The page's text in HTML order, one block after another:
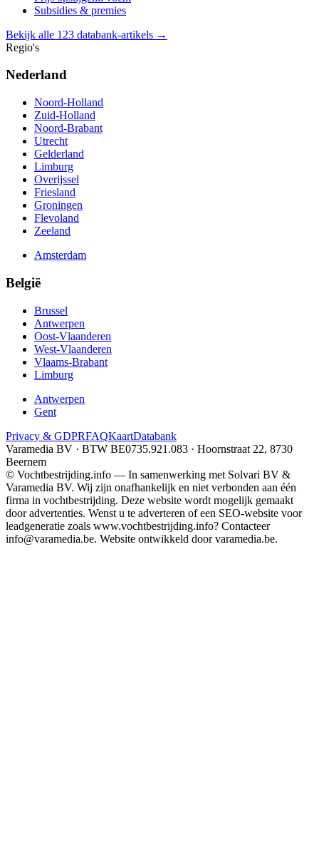
Subsidies & premies
Bekijk alle 123 databank-artikels →
Regio's
Nederland
Noord-Holland
Zuid-Holland
Noord-Brabant
Utrecht
Gelderland
Limburg
Overijssel
Friesland
Groningen
Flevoland
Zeeland
Amsterdam
België
Brussel
Antwerpen
Oost-Vlaanderen
West-Vlaanderen
Vlaams-Brabant
Limburg
Antwerpen
Gent
Privacy & GDPRFAQKaartDatabank
Varamedia BV · BTW BE0735.921.083 · Hoornstraat 22, 8730
Beernem
© Vochtbestrijding.info — In samenwerking met Solvari BV &
Varamedia BV. Wij zijn onafhankelijk en niet verbonden aan één
firma in vochtbestrijding. Deze website wordt mogelijk gemaakt
door advertenties. Wenst u te adverteren of een SEO-website voor
leadgeneratie zoals www.vochtbestrijding.info? Contacteer
info@varamedia.be. Website ontwikkeld door varamedia.be.